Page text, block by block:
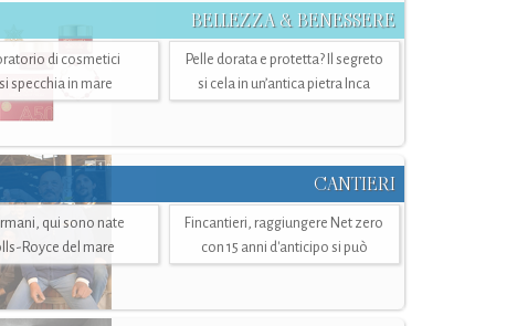
BELLEZZA & BENESSERE
di cosmetici
specchia in mare
Pelle dorata e protetta? Il segreto
si cela in un’antica pietra Inca
CANTIERI
qui sono nate
Royce del mare
Fincantieri, raggiungere Net zero
con 15 anni d'anticipo si può